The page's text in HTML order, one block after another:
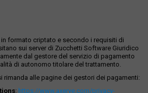
formato criptato e secondo i requisiti di
sui server di Zucchetti Software Giuridico
dal gestore del servizio di pagamento
di autonomo titolare del trattamento.
rimanda alle pagine dei gestori dei pagamenti:
: https://www.axerve.com/privacy-